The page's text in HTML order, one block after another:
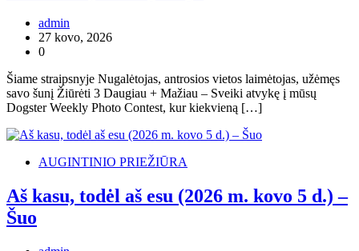
admin
27 kovo, 2026
0
Šiame straipsnyje Nugalėtojas, antrosios vietos laimėtojas, užėmęs
savo šunį Žiūrėti 3 Daugiau + Mažiau – Sveiki atvykę į mūsų
Dogster Weekly Photo Contest, kur kiekvieną […]
AUGINTINIO PRIEŽIŪRA
Aš kasu, todėl aš esu (2026 m. kovo 5 d.) –
Šuo